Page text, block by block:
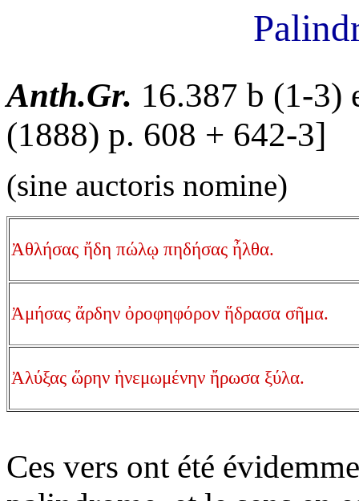
Anth.Gr. 16.387 b (1-3)
(1888) p. 608 + 642-3]
(sine auctoris nomine)
Ἀθλήσας ἤδη πώλῳ πηδήσας ἦλθα.
Ἀμήσας ἄρδην ὀροφηφόρον ἥδρασα σῆμα.
Ἀλύξας ὥρην ἠνεμωμένην ἤρωσα ξύλα.
Ces vers ont été